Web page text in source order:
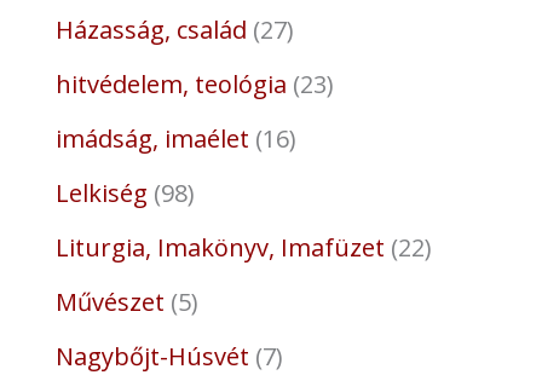
Házasság, család 27
hitvédelem, teológia 23
imádság, imaélet 16
Lelkiség 98
Liturgia, Imakönyv, Imafüzet 22
Művészet 5
Nagybőjt-Húsvét 7